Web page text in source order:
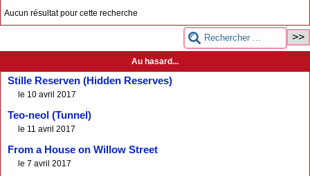
Aucun résultat pour cette recherche
Au hasard...
Stille Reserven (Hidden Reserves)
le 10 avril 2017
Teo-neol (Tunnel)
le 11 avril 2017
From a House on Willow Street
le 7 avril 2017